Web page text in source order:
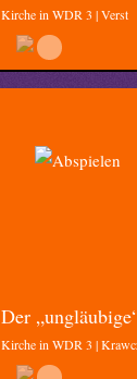
Kirche in WDR 3 | Verst
Der
Kirche in WDR 3 |